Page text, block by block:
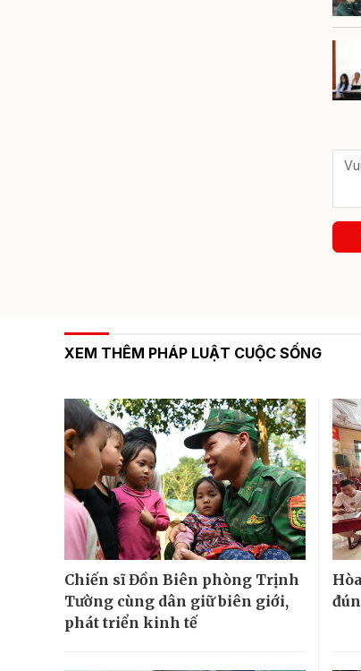
XEM THÊM PHÁP LUẬT CUỘC SỐNG
Chiến sĩ Đồn Biên phòng Trịnh
Tường cùng dân giữ biên giới,
phát triển kinh tế